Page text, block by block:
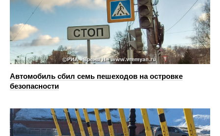
Автомобиль сбил семь пешеходов на островке
безопасности